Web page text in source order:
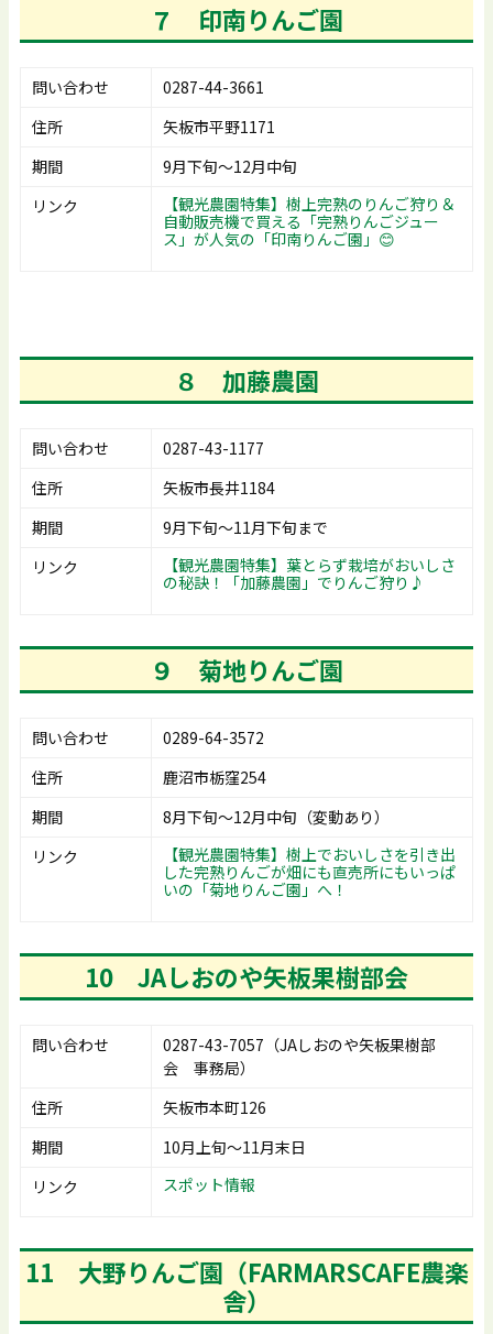
７ 印南りんご園
問い合わせ
0287-44-3661
住所
矢板市平野1171
期間
9月下旬～12月中旬
リンク
【観光農園特集】樹上完熟のりんご狩り＆
自動販売機で買える「完熟りんごジュー
ス」が人気の「印南りんご園」😊
８ 加藤農園
問い合わせ
0287-43-1177
住所
矢板市長井1184
期間
9月下旬～11月下旬まで
リンク
【観光農園特集】葉とらず栽培がおいしさ
の秘訣！「加藤農園」でりんご狩り♪
９ 菊地りんご園
問い合わせ
0289-64-3572
住所
鹿沼市栃窪254
期間
8月下旬～12月中旬（変動あり）
リンク
【観光農園特集】樹上でおいしさを引き出
した完熟りんごが畑にも直売所にもいっぱ
いの「菊地りんご園」へ！
10 JAしおのや矢板果樹部会
問い合わせ
0287-43-7057（JAしおのや矢板果樹部
会 事務局）
住所
矢板市本町126
期間
10月上旬～11月末日
リンク
スポット情報
11 大野りんご園（FARMARSCAFE農楽
舎）